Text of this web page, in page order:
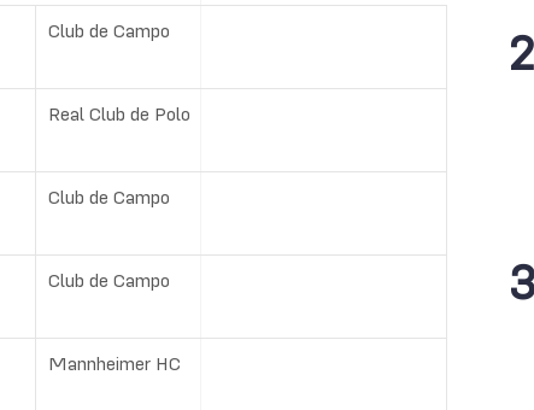
Club de Campo
Real Club de Polo
Club de Campo
Club de Campo
Mannheimer HC